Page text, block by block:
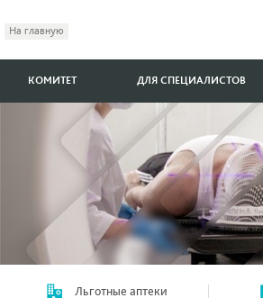
На главную
КОМИТЕТ ДЛЯ СПЕЦИАЛИСТОВ
Льготные аптеки